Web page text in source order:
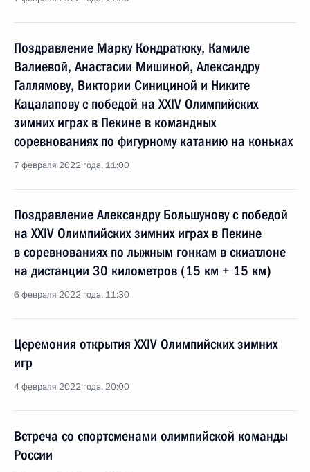
Поздравление Марку Кондратюку, Камиле
Валиевой, Анастасии Мишиной, Александру
Галлямову, Виктории Синициной и Никите
Кацалапову с победой на XXIV Олимпийских
зимних играх в Пекине в командных
соревнованиях по фигурному катанию на коньках
7 февраля 2022 года, 11:00
Поздравление Александру Большунову с победой
на XXIV Олимпийских зимних играх в Пекине
в соревнованиях по лыжным гонкам в скиатлоне
на дистанции 30 километров (15 км + 15 км)
6 февраля 2022 года, 11:30
Церемония открытия XXIV Олимпийских зимних
игр
4 февраля 2022 года, 20:00
Встреча со спортсменами олимпийской команды
России